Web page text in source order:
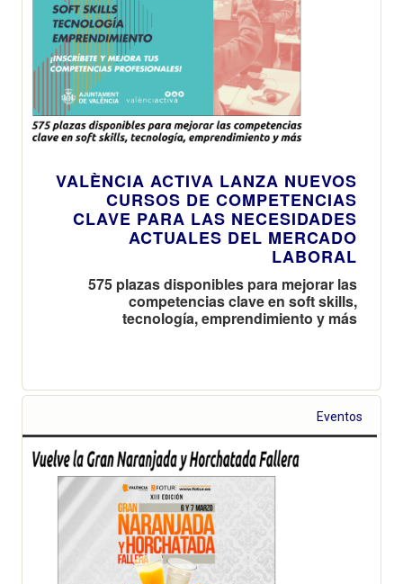
VALÈNCIA ACTIVA LANZA NUEVOS
CURSOS DE COMPETENCIAS
CLAVE PARA LAS NECESIDADES
ACTUALES DEL MERCADO
LABORAL
575 plazas disponibles para mejorar las
competencias clave en soft skills,
tecnología, emprendimiento y más
Eventos